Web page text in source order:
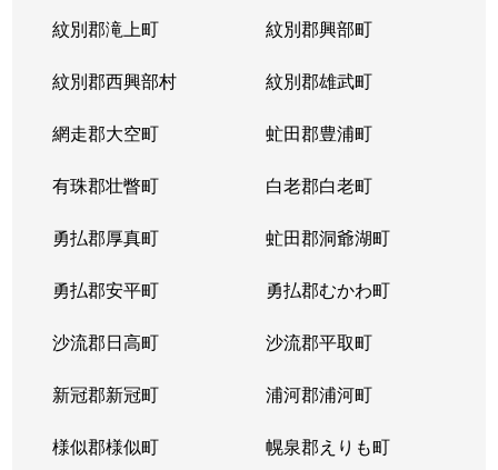
紋別郡滝上町 紋別郡興部町
紋別郡西興部村 紋別郡雄武町
網走郡大空町 虻田郡豊浦町
有珠郡壮瞥町 白老郡白老町
勇払郡厚真町 虻田郡洞爺湖町
勇払郡安平町 勇払郡むかわ町
沙流郡日高町 沙流郡平取町
新冠郡新冠町 浦河郡浦河町
様似郡様似町 幌泉郡えりも町